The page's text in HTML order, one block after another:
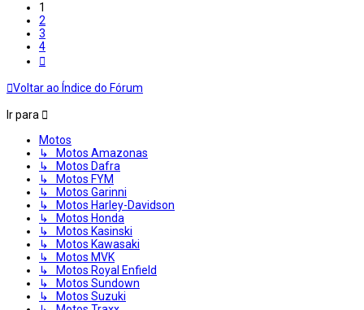
1
2
3
4
Voltar ao Índice do Fórum
Ir para
Motos
↳ Motos Amazonas
↳ Motos Dafra
↳ Motos FYM
↳ Motos Garinni
↳ Motos Harley-Davidson
↳ Motos Honda
↳ Motos Kasinski
↳ Motos Kawasaki
↳ Motos MVK
↳ Motos Royal Enfield
↳ Motos Sundown
↳ Motos Suzuki